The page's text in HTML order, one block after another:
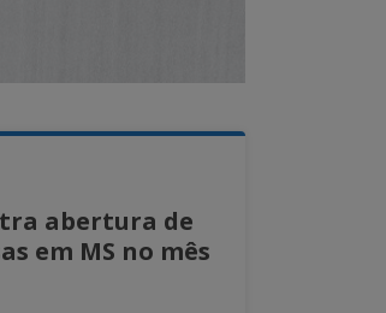
abertura de
em MS no mês